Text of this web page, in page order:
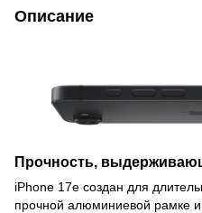
Описание
Прочность,
iPhone 17e создан для
прочной алюминиевой рамке